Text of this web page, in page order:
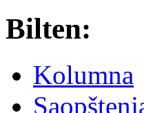
Bilten:
Kolumna